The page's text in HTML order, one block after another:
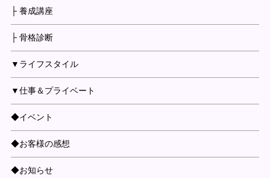
├ 養成講座
├ 骨格診断
▼ライフスタイル
▼仕事＆プライベート
◆イベント
◆お客様の感想
◆お知らせ